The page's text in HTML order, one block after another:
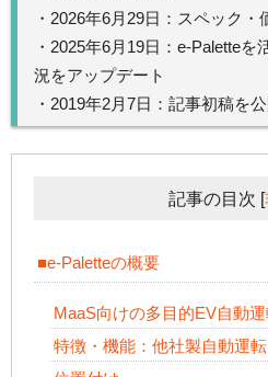
・2026年6月29日：スペック
・2025年6月19日：e-Palette
況をアップデート
・2019年2月7日：記事初稿を
記事の目次 [
■e-Paletteの概要
MaaS向けの多目的EV自動
特徴・機能：他社製自動運